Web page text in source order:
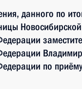
данного по
по